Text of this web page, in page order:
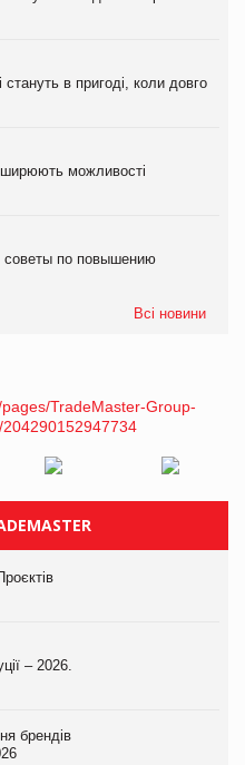
в пригоді, коли довго
можливості
по повышению
Всі новини
– 2026.
брендів